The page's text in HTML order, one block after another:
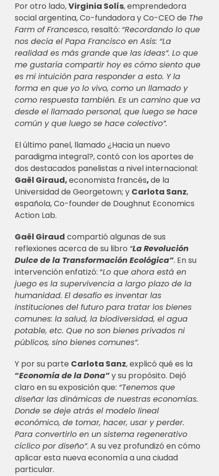
Por otro lado,Virginia Solís, emprendedora
social argentina,Co-fundadora y Co-CEO de The
Farm of Francesco, resaltó: “Recordando lo que
nos decía el Papa Francisco en Asís: “La
realidad es más grande que las ideas”. Lo que
me gustaría compartir hoy es cómo siento que
es mi intuición para responder a esto. Y la
forma en que yo lo vivo, como un llamado y
como respuesta también. Es un camino que va
desde el llamado personal, que luego se hace
común y que luego se hace colectivo”.
El último panel, llamado ¿Hacia un nuevo
paradigma integral?, contó con los aportes de
dos destacados panelistas a nivel internacional:
Gaël Giraud,economista francés,de la
Universidad de Georgetown; y Carlota Sanz,
española, Co-founder de Doughnut Economics
Action Lab.
Gaël Giraud compartió algunas de sus
reflexiones acerca de su libro “La Revolución
Dulce de la Transformación Ecológica”. En su
intervención enfatizó: “Lo que ahora está en
juego es la supervivencia a largo plazo de la
humanidad. El desafío es inventar las
instituciones del futuro para tratar los bienes
comunes: la salud, la biodiversidad, el agua
potable, etc. Que no son bienes privados ni
públicos, sino bienes comunes”.
Y por su parte Carlota Sanz, explicó qué es la
“Economía de la Dona”y su propósito. Dejó
claro en su exposición que: “Tenemos que
diseñar las dinámicas de nuestras economías.
Donde se deje atrás el modelo lineal
económico, de tomar, hacer, usar y perder.
Para convertirlo en un sistema regenerativo
cíclico por diseño”. A su vez profundizó en cómo
aplicar esta nueva economía a una ciudad
particular.